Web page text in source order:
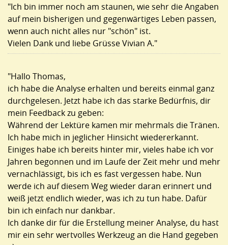
"Ich bin immer noch am staunen, wie sehr die Angaben
auf mein bisherigen und gegenwärtiges Leben passen,
wenn auch nicht alles nur "schön" ist.
Vielen Dank und liebe Grüsse Vivian A."
"Hallo Thomas,
ich habe die Analyse erhalten und bereits einmal ganz
durchgelesen. Jetzt habe ich das starke Bedürfnis, dir
mein Feedback zu geben:
Während der Lektüre kamen mir mehrmals die Tränen.
Ich habe mich in jeglicher Hinsicht wiedererkannt.
Einiges habe ich bereits hinter mir, vieles habe ich vor
Jahren begonnen und im Laufe der Zeit mehr und mehr
vernachlässigt, bis ich es fast vergessen habe. Nun
werde ich auf diesem Weg wieder daran erinnert und
weiß jetzt endlich wieder, was ich zu tun habe. Dafür
bin ich einfach nur dankbar.
Ich danke dir für die Erstellung meiner Analyse, du hast
mir ein sehr wertvolles Werkzeug an die Hand gegeben